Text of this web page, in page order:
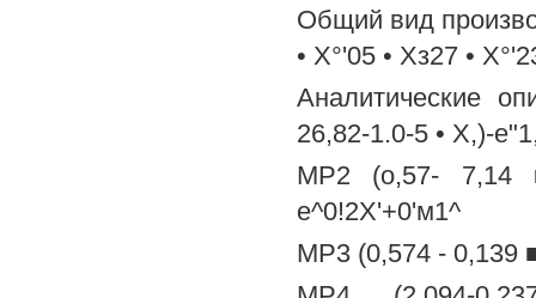
Общий вид
• Х°'05 • Хз27 •
Аналитические
26,82-1.0-5 • Х,)-
МР2 (о,57- 7,14
е^0!2Х'+0'м1^
МР3 (0,574 - 0,139